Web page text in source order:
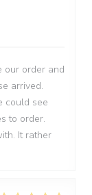
our order and
arrived.
could see
to order.
It rather